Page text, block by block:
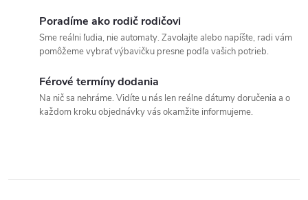
Poradíme ako rodič rodičovi
Sme reálni ľudia, nie automaty. Zavolajte alebo napíšte, radi vám
pomôžeme vybrať výbavičku presne podľa vašich potrieb.
Férové termíny dodania
Na nič sa nehráme. Vidíte u nás len reálne dátumy doručenia a o
každom kroku objednávky vás okamžite informujeme.